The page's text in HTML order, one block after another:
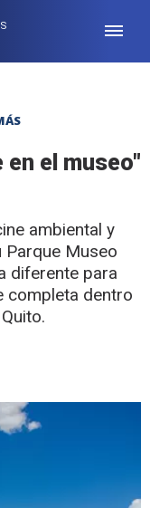
en el museo"
ambiental y
Parque Museo
diferente para
completa dentro